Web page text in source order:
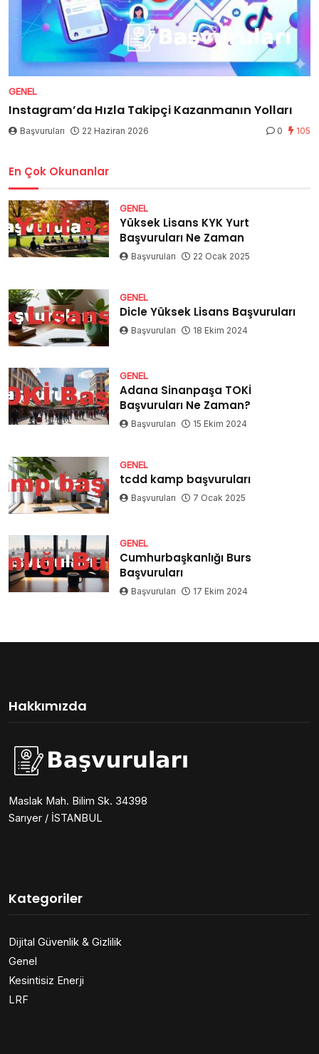
GENEL
Instagram’da Hızla Takipçi Kazanmanın Yolları
Başvuruları 22 Haziran 2026 0 105
En Çok Okunanlar
GENEL
Yüksek Lisans KYK Yurt
Başvuruları Ne Zaman
Başvuruları 22 Ocak 2025
GENEL
Dicle Yüksek Lisans Başvuruları
Başvuruları 18 Ekim 2024
GENEL
Adana Sinanpaşa TOKİ
Başvuruları Ne Zaman?
Başvuruları 15 Ekim 2024
GENEL
tcdd kamp başvuruları
Başvuruları 7 Ocak 2025
GENEL
Cumhurbaşkanlığı Burs
Başvuruları
Başvuruları 17 Ekim 2024
Hakkımızda
Maslak Mah. Bilim Sk. 34398
Sarıyer / İSTANBUL
Kategoriler
Dijital Güvenlik & Gizlilik
Genel
Kesintisiz Enerji
LRF